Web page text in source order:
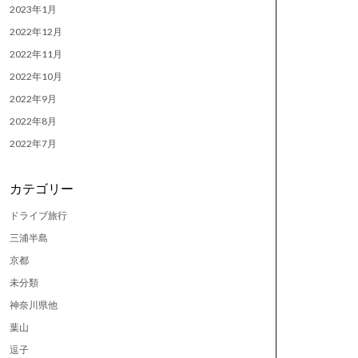
2023年1月
2022年12月
2022年11月
2022年10月
2022年9月
2022年8月
2022年7月
カテゴリー
ドライブ旅行
三浦半島
京都
未分類
神奈川県他
葉山
逗子